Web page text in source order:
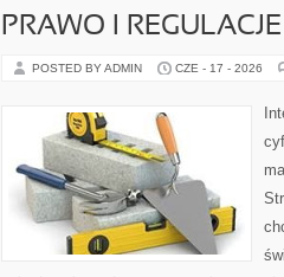
PRAWO I
POSTED BY ADMIN CZE - 17 - 2026